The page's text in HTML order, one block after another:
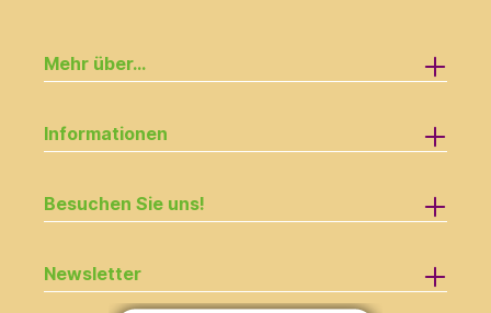
Mehr über...
Informationen
Besuchen Sie uns!
Newsletter